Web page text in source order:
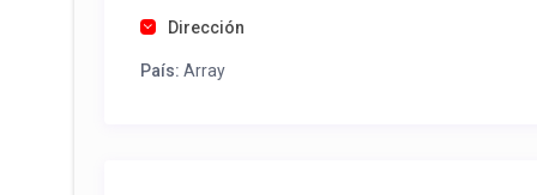
Dirección
País: Array